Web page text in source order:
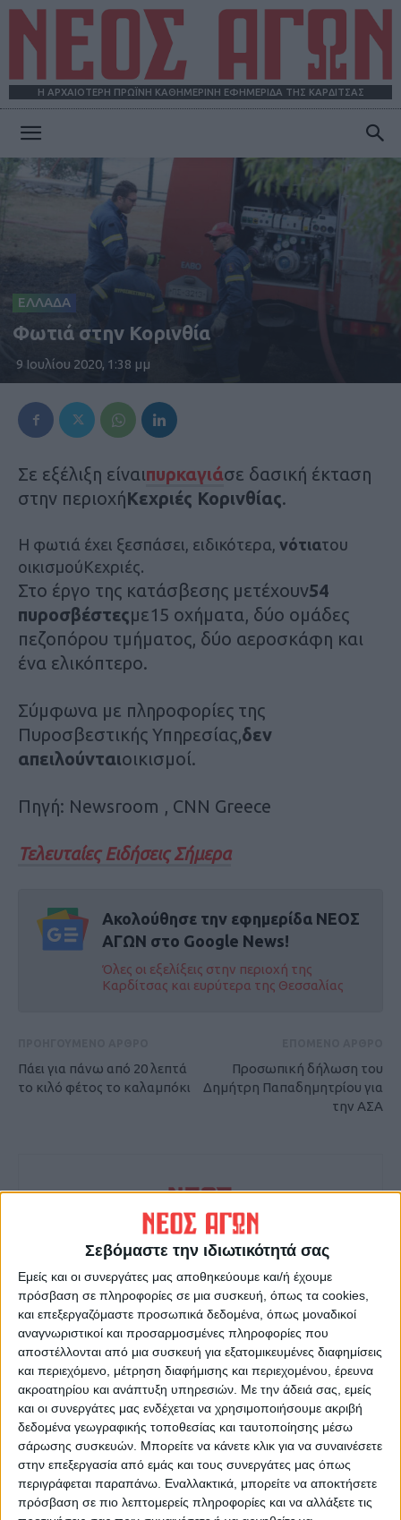
Σεβόμαστε την ιδιωτικότητά σας
Εμείς και οι συνεργάτες μας αποθηκεύουμε και/ή έχουμε
πρόσβαση σε πληροφορίες σε μια συσκευή, όπως τα cookies,
και επεξεργαζόμαστε προσωπικά δεδομένα, όπως μοναδικοί
αναγνωριστικοί και προσαρμοσμένες πληροφορίες που
αποστέλλονται από μια συσκευή για εξατομικευμένες διαφημίσεις
και περιεχόμενο, μέτρηση διαφήμισης και περιεχομένου, έρευνα
ακροατηρίου και ανάπτυξη υπηρεσιών. Με την άδειά σας, εμείς
και οι συνεργάτες μας ενδέχεται να χρησιμοποιήσουμε ακριβή
δεδομένα γεωγραφικής τοποθεσίας και ταυτοποίησης μέσω
σάρωσης συσκευών. Μπορείτε να κάνετε κλικ για να συναινέσετε
στην επεξεργασία από εμάς και τους συνεργάτες μας όπως
περιγράφεται παραπάνω. Εναλλακτικά, μπορείτε να αποκτήσετε
πρόσβαση σε πιο λεπτομερείς πληροφορίες και να αλλάξετε τις
Η ΑΡΧΑΙΟΤΕΡΗ ΠΡΩΪΝΗ ΚΑΘΗΜΕΡΙΝΗ ΕΦΗΜΕΡΙΔΑ ΤΗΣ ΚΑΡΔΙΤΣΑΣ
ΕΛΛΑΔΑ
Φωτιά στην Κορινθία
9 Ιουλίου 2020, 1:38 μμ
Σε εξέλιξη είναιπυρκαγιάσε δασική έκταση
στην περιοχήΚεχριές Κορινθίας.
Η φωτιά έχει ξεσπάσει, ειδικότερα, νότιατου
οικισμούΚεχριές.
Στο έργο της κατάσβεσης μετέχουν54
πυροσβέστεςμε15 οχήματα, δύο ομάδες
πεζοπόρου τμήματος, δύο αεροσκάφη και
ένα ελικόπτερο.
Σύμφωνα με πληροφορίες της
Πυροσβεστικής Υπηρεσίας,δεν
απειλούνταιοικισμοί.
Πηγή: Newsroom , CNN Greece
Τελευταίες Ειδήσεις Σήμερα
Ακολούθησε την εφημερίδα ΝΕΟΣ
ΑΓΩΝ στο Google News!
Όλες οι εξελίξεις στην περιοχή της
Καρδίτσας και ευρύτερα της Θεσσαλίας
Πάει για πάνω από 20 λεπτά
το κιλό φέτος το καλαμπόκι
Προσωπική δήλωση του
Δημήτρη Παπαδημητρίου για
την ΑΣΑ
ΝΕΟΣ ΑΓΩΝ
https://neosagon.gr
Η Αρχαιότερη Καθημερινή Πρωινή Εφημερίδα της Καρδίτσας
ΠΑΡΟΜΟΙΑ ΑΡΘΡΑ